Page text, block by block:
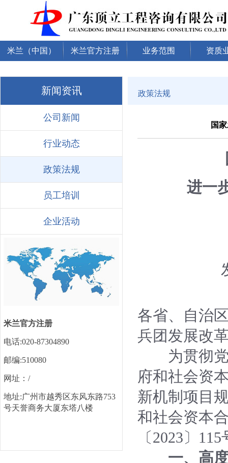
米兰（中国） 米兰官方注册 业务范围 资质
新闻资讯
公司新闻
行业动态
政策法规
员工培训
企业活动
米兰官方注册
电话:020-87304890
邮编:510080
网址：/
地址:广州市越秀区东风东路753
号天誉商务大厦东塔八楼
政策法规
国
进一
各省、自治
兵团发展改
为贯彻党
府和社会资
新机制项目
和社会资本
〔2023〕
一、高